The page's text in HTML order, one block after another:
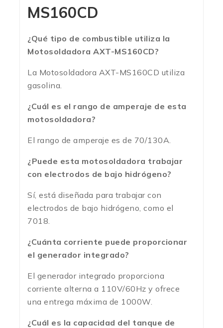
MS160CD
¿Qué tipo de combustible utiliza la
Motosoldadora AXT-MS160CD?
La Motosoldadora AXT-MS160CD utiliza
gasolina.
¿Cuál es el rango de amperaje de esta
motosoldadora?
El rango de amperaje es de 70/130A.
¿Puede esta motosoldadora trabajar
con electrodos de bajo hidrógeno?
Sí, está diseñada para trabajar con
electrodos de bajo hidrógeno, como el
7018.
¿Cuánta corriente puede proporcionar
el generador integrado?
El generador integrado proporciona
corriente alterna a 110V/60Hz y ofrece
una entrega máxima de 1000W.
¿Cuál es la capacidad del tanque de